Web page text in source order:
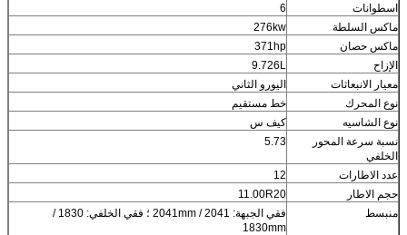
اسطوانات
6
ماكس السلطة
276kw
ماكس حصان
371hp
الإزاح
9.726L
معيار الانبعاثات
اليورو الثاني
نوع المحرك
خط مستقيم
نوع الشاسيه
كيف س
نسبة سرعة المحور
الخلفي
5.73
عدد الاطارات
12
حجم الاطار
11.00R20
منبسط
فقي الجبهة: 2041 / 2041mm ؛ فقي الخلفي: 1830 /
1830mm